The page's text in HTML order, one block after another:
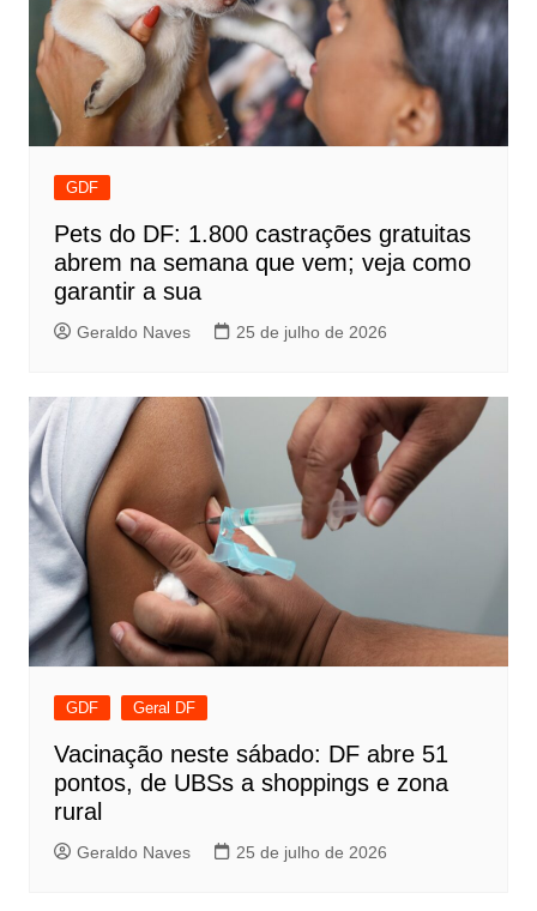
GDF
Pets do DF: 1.800 castrações gratuitas
abrem na semana que vem; veja como
garantir a sua
Geraldo Naves 25 de julho de 2026
GDF Geral DF
Vacinação neste sábado: DF abre 51
pontos, de UBSs a shoppings e zona
rural
Geraldo Naves 25 de julho de 2026